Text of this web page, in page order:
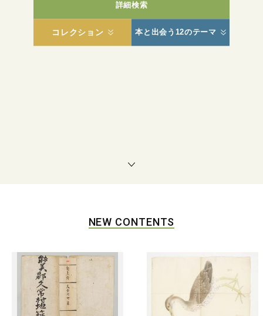
詳細検索
コレクション 本と出会う12のテーマ
NEW CONTENTS